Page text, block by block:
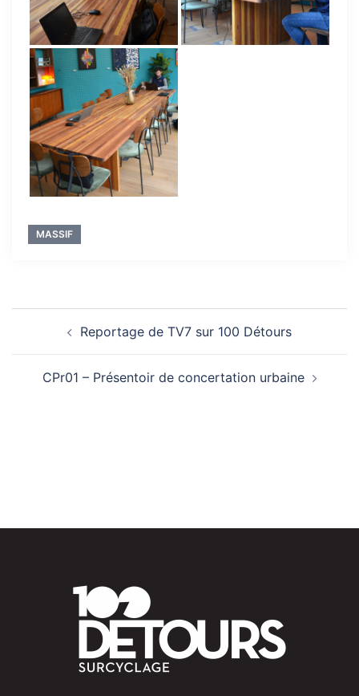
MASSIF
d’articleReportage de TV7 sur 100 Détours
CPr01 – Présentoir de concertation urbaine